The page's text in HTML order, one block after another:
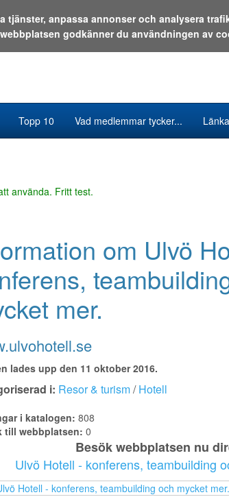
Topp 10 Vad medlemmar tycker...
använda. Fritt test.
om Ulvö
mer.
lades upp den 11 oktober 2016.
i: Resor & turism/Hotell
i katalogen: 808
till webbplatsen: 0
Besök webbplatsen nu
Ulvö Hotell - konferens, teambuilding
anpassa annonser och analysera
godkänner du användningen av